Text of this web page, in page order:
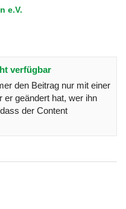
e.V.
verfügbar
den Beitrag nur mit einer
er geändert hat, wer ihn
der Content